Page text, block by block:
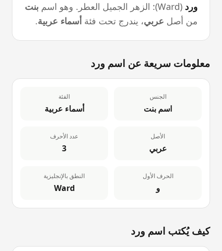
ورد (
Ward
): الزهر الجميل العطر . وهو اسم بنت
من أصل عربي، يندرج تحت فئة أسماء عربية.
معلومات سريعة عن اسم ورد
الجنس
اسم بنت
الفئة
أسماء عربية
الأصل
عربي
عدد الأحرف
3
الحرف الأول
و
النطق بالإنجليزية
Ward
كيف يُكتب اسم ورد